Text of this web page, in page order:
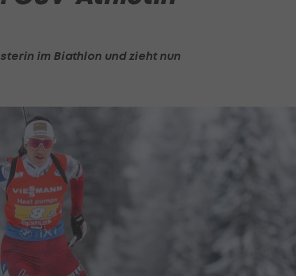
im Biathlon und zieht nun